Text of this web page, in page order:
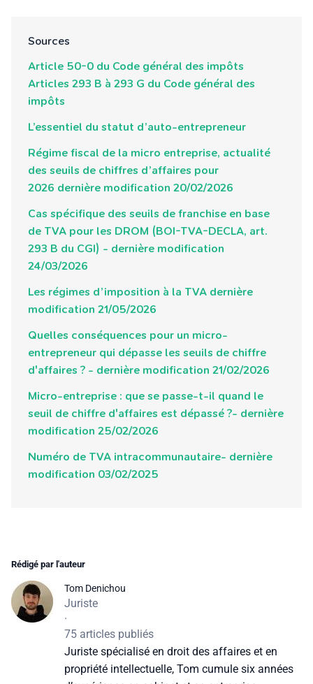
Sources
Article 50-0 du Code général des impôts
Articles 293 B à 293 G du Code général des
impôts
L’essentiel du statut d’auto-entrepreneur
Régime fiscal de la micro entreprise, actualité
des seuils de chiffres d’affaires pour
2026 dernière modification 20/02/2026
Cas spécifique des seuils de franchise en base
de TVA pour les DROM (BOI-TVA-DECLA, art.
293 B du CGI) - dernière modification
24/03/2026
Les régimes d’imposition à la TVA dernière
modification 21/05/2026
Quelles conséquences pour un micro-
entrepreneur qui dépasse les seuils de chiffre
d'affaires ? - dernière modification 21/02/2026
Micro-entreprise : que se passe-t-il quand le
seuil de chiffre d'affaires est dépassé ?- dernière
modification 25/02/2026
Numéro de TVA intracommunautaire- dernière
modification 03/02/2025
Rédigé par l'auteur
Tom Denichou
Juriste
·
75 articles publiés
Juriste spécialisé en droit des affaires et en
propriété intellectuelle, Tom cumule six années